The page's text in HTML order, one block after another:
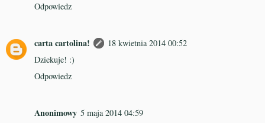
Odpowiedz
carta cartolina!
18 kwietnia 2014 00:52
Dziekuje! :)
Odpowiedz
Anonimowy 5 maja 2014 04:59